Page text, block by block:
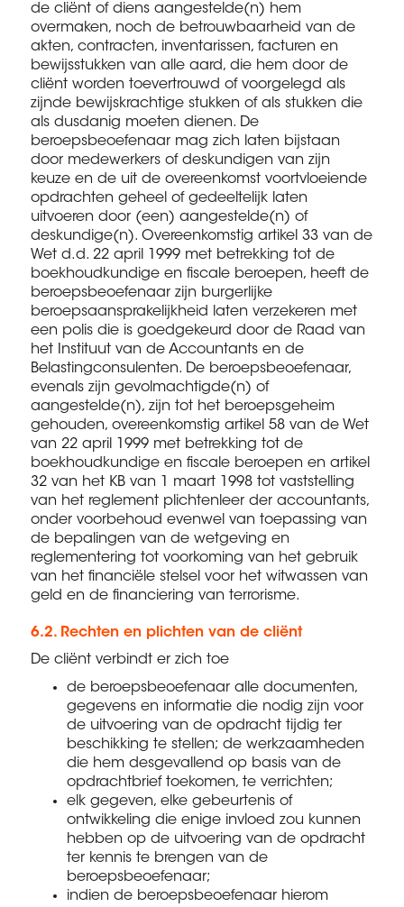
de cliënt of diens aangestelde(n) hem
overmaken, noch de betrouwbaarheid van de
akten, contracten, inventarissen, facturen en
bewijsstukken van alle aard, die hem door de
cliënt worden toevertrouwd of voorgelegd als
zijnde bewijskrachtige stukken of als stukken die
als dusdanig moeten dienen. De
beroepsbeoefenaar mag zich laten bijstaan
door medewerkers of deskundigen van zijn
keuze en de uit de overeenkomst voortvloeiende
opdrachten geheel of gedeeltelijk laten
uitvoeren door (een) aangestelde(n) of
deskundige(n). Overeenkomstig artikel 33 van de
Wet d.d. 22 april 1999 met betrekking tot de
boekhoudkundige en fiscale beroepen, heeft de
beroepsbeoefenaar zijn burgerlijke
beroepsaansprakelijkheid laten verzekeren met
een polis die is goedgekeurd door de Raad van
het Instituut van de Accountants en de
Belastingconsulenten. De beroepsbeoefenaar,
evenals zijn gevolmachtigde(n) of
aangestelde(n), zijn tot het beroepsgeheim
gehouden, overeenkomstig artikel 58 van de Wet
van 22 april 1999 met betrekking tot de
boekhoudkundige en fiscale beroepen en artikel
32 van het KB van 1 maart 1998 tot vaststelling
van het reglement plichtenleer der accountants,
onder voorbehoud evenwel van toepassing van
de bepalingen van de wetgeving en
reglementering tot voorkoming van het gebruik
van het financiële stelsel voor het witwassen van
geld en de financiering van terrorisme.
6.2. Rechten en plichten van de cliënt
De cliënt verbindt er zich toe
de beroepsbeoefenaar alle documenten,
gegevens en informatie die nodig zijn voor
de uitvoering van de opdracht tijdig ter
beschikking te stellen; de werkzaamheden
die hem desgevallend op basis van de
opdrachtbrief toekomen, te verrichten;
elk gegeven, elke gebeurtenis of
ontwikkeling die enige invloed zou kunnen
hebben op de uitvoering van de opdracht
ter kennis te brengen van de
beroepsbeoefenaar;
indien de beroepsbeoefenaar hierom